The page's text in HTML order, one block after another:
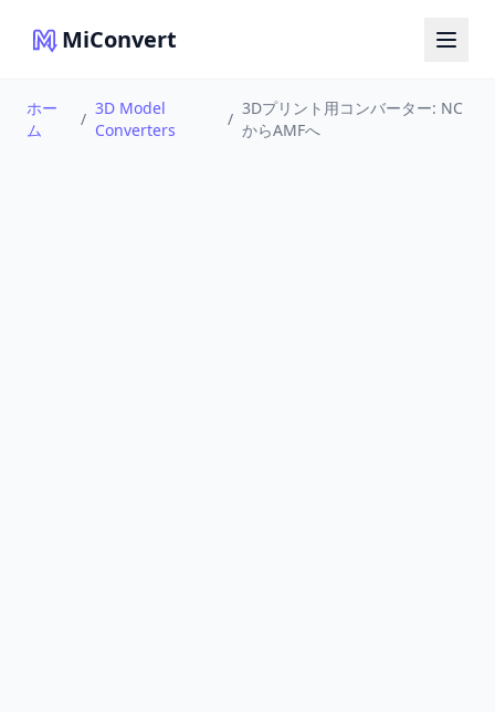
MiConvert
ホー
ム
/
3D Model
Converters
/
3Dプリント用コンバーター: NC
からAMFへ